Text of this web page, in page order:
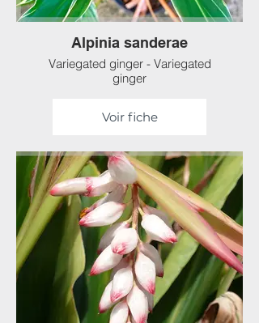
Alpinia sanderae
Variegated ginger - Variegated
ginger
Voir fiche